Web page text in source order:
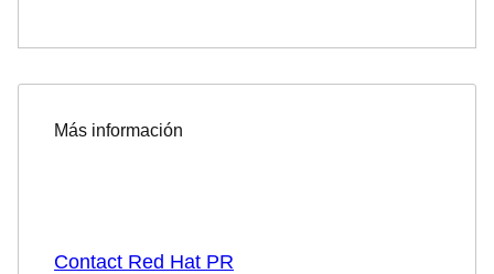
Más información
Contact Red Hat PR